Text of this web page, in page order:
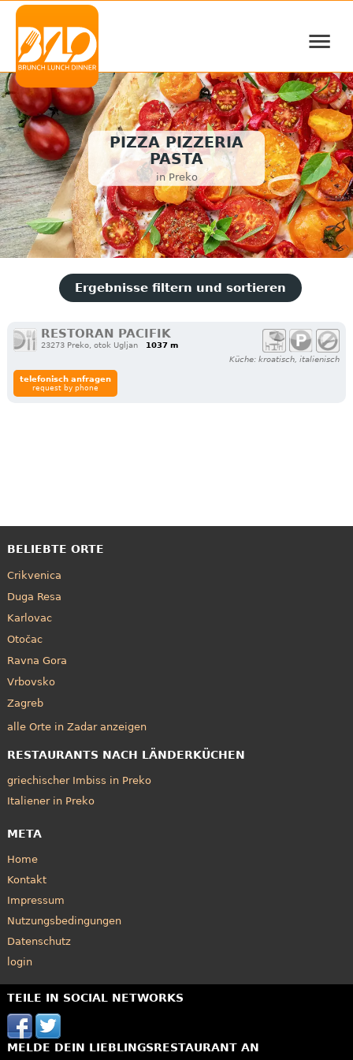
≡
PIZZA PIZZERIA
PASTA
in Preko
Ergebnisse filtern und sortieren
RESTORAN PACIFIK
23273 Preko, otok Ugljan
1037 m
Küche: kroatisch, italienisch
telefonisch anfragen
request by phone
BELIEBTE ORTE
Crikvenica
Duga Resa
Karlovac
Otočac
Ravna Gora
Vrbovsko
Zagreb
alle Orte in Zadar anzeigen
RESTAURANTS NACH LÄNDERKÜCHEN
griechischer Imbiss in Preko
Italiener in Preko
META
Home
Kontakt
Impressum
Nutzungsbedingungen
Datenschutz
login
TEILE IN SOCIAL NETWORKS
MELDE DEIN LIEBLINGSRESTAURANT AN